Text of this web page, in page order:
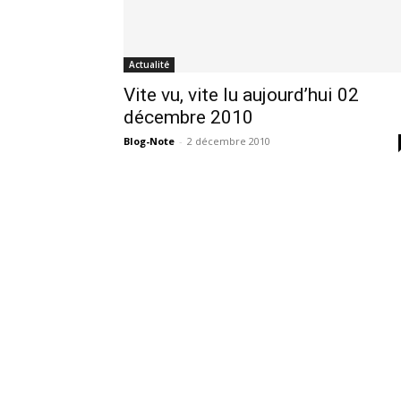
Actualité
Vite vu, vite lu aujourd’hui 02
décembre 2010
Blog-Note - 2 décembre 2010